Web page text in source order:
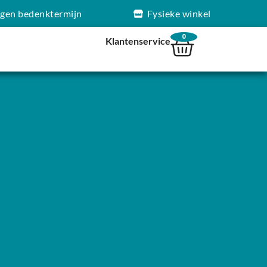
bedenktermijn Fysieke winkel
Klantenservice 0